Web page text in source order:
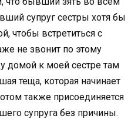
супруг сестры хотя бы
чтобы встретиться с
не звонит по этому
домой к моей сестре там
теща, которая начинает
также присоединяется
супруга без причины.